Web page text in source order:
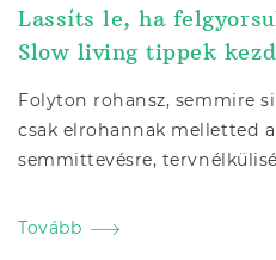
Lassíts le, ha
Slow living tippek
Folyton rohansz, semmire
csak elrohannak melletted
semmittevésre,
Tovább